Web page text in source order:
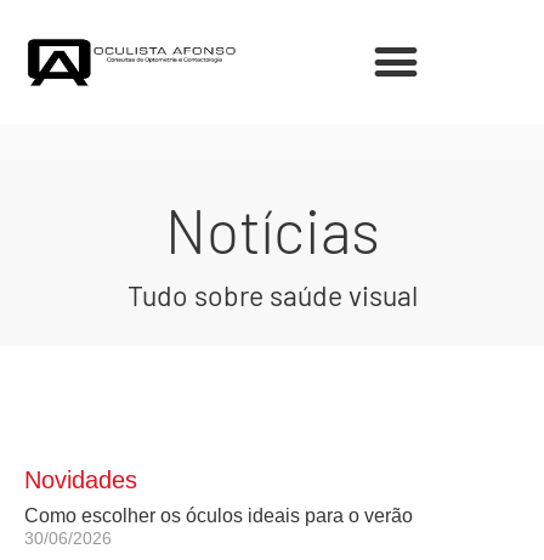
Notícias
Tudo sobre saúde visual
Novidades
Como escolher os óculos ideais para o verão
30/06/2026